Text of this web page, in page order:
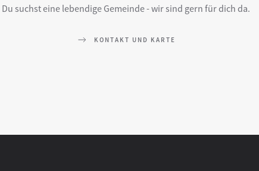
Du suchst eine lebendige Gemeinde - wir sind gern für dich da.
KONTAKT UND KARTE